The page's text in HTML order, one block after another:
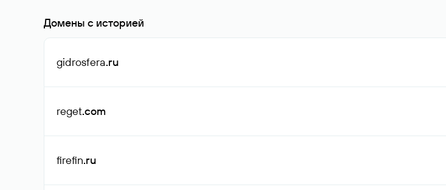
Домены с историей
gidrosfera.ru
reget.com
firefin.ru